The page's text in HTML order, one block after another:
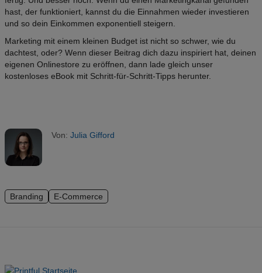
hast, der funktioniert, kannst du die Einnahmen wieder investieren
und so dein Einkommen exponentiell steigern.
Marketing mit einem kleinen Budget ist nicht so schwer, wie du
dachtest, oder? Wenn dieser Beitrag dich dazu inspiriert hat, deinen
eigenen Onlinestore zu eröffnen, dann lade gleich unser
kostenloses eBook mit Schritt-für-Schritt-Tipps herunter.
Von: Julia Gifford
Branding E-Commerce